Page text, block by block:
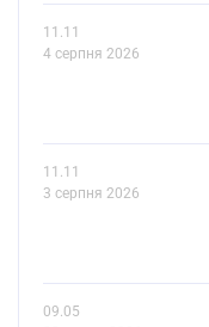
11.11
4 серпня 2026
11.11
3 серпня 2026
09.05